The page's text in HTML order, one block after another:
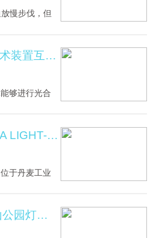
慢步伐，但
置“枯萎”使
些数据对我
自然之声沉浸式艺术装置互动秀
够进行光合
一。那么该
进行
互动式文创灯光DIA LIGHT-“城市画布”
于丹麦工业
的流逝而实
Urban C
梯田景区秀： 兰山公园灯光秀